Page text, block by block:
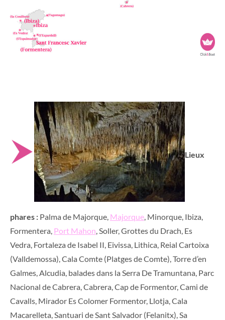
Lieux
phares : Palma de Majorque, Majorque , Minorque, Ibiza,
Formentera, Port Mahon , Soller, Grottes du Drach, Es
Vedra, Fortaleza de Isabel II, Eivissa, Lithica, Reial Cartoixa
(Valldemossa), Cala Comte (Platges de Comte), Torre d’en
Galmes, Alcudia, balades dans la Serra De Tramuntana, Parc
Nacional de Cabrera, Cabrera, Cap de Formentor, Cami de
Cavalls, Mirador Es Colomer Formentor, Llotja, Cala
Macarelleta, Santuari de Sant Salvador (Felanitx), Sa